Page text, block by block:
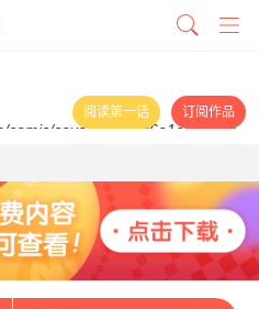
阅读第一话 订阅作品